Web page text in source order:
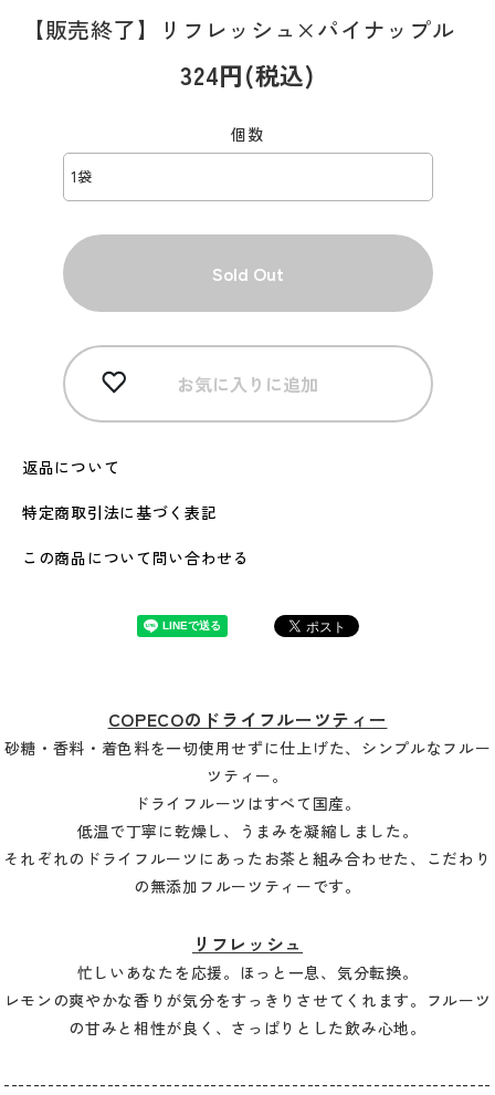
【販売終了】リフレッシュ×パイナップル
324円(税込)
個数
Sold Out
お気に入りに追加
返品について
特定商取引法に基づく表記
この商品について問い合わせる
COPECOのドライフルーツティー
砂糖・香料・着色料を一切使用せずに仕上げた、シンプルなフルー
ツティー。
ドライフルーツはすべて国産。
低温で丁寧に乾燥し、うまみを凝縮しました。
それぞれのドライフルーツにあったお茶と組み合わせた、こだわり
の無添加フルーツティーです。
リフレッシュ
忙しいあなたを応援。ほっと一息、気分転換。
レモンの爽やかな香りが気分をすっきりさせてくれます。フルーツ
の甘みと相性が良く、さっぱりとした飲み心地。
------------------------------------------------------------------